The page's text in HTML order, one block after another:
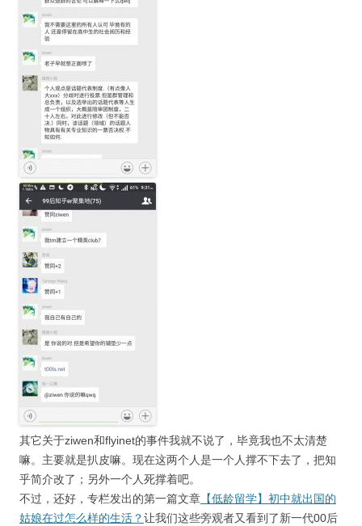
其它关于ziwen和flyinet的事件我就不说了，毕竟我也不太清楚
嘛。主要就是扒皮嘛。现在这两个人是一个人撑不下去了，把知
乎简介改了；另外一个人死撑着吧。
不过，还好，专栏发出的第一篇文章 【低龄留学】初中就出国的
姑娘在过怎么样的生活？让我们这些旁观者又看到了新一代00后